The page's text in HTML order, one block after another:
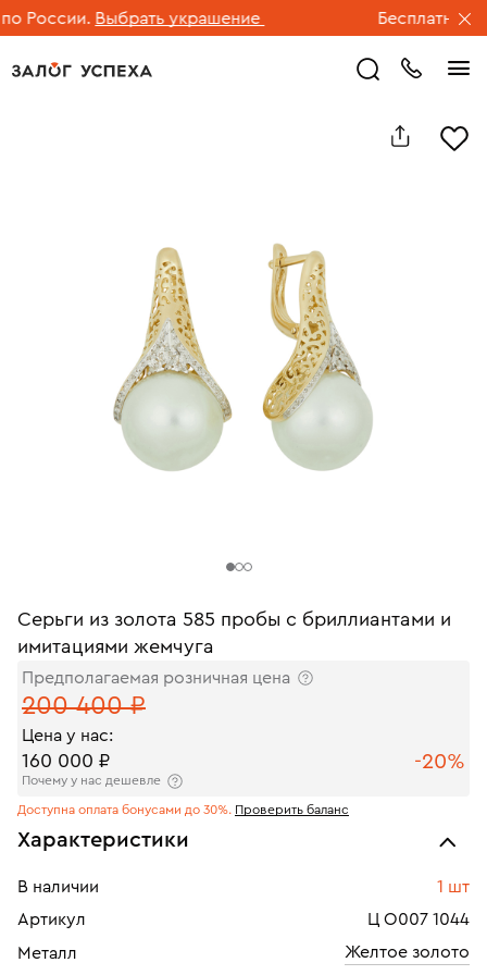
России. Выбрать украшение Бесплатная
Серьги из золота 585 пробы с бриллиантами и
имитациями жемчуга
Предполагаемая розничная цена
200 400 ₽
Цена у нас:
160 000 ₽ -20%
Почему у нас дешевле
Доступна оплата бонусами до 30%. Проверить баланс
Характеристики
В наличии
1 шт
Артикул
Ц О007 1044
Металл
Желтое золото